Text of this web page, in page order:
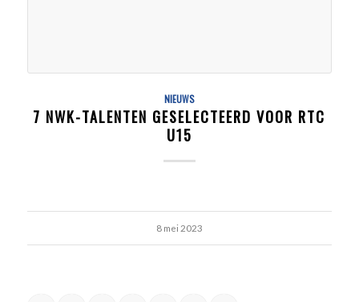
NIEUWS
7 NWK-TALENTEN GESELECTEERD VOOR RTC
U15
8 mei 2023